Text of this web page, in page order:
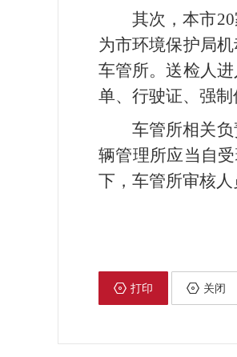
其次，本市
为市环境保护局
车管所。送检人
单、行驶证、强
车管所相关
辆管理所应当自
下，车管所审核
打印 关闭